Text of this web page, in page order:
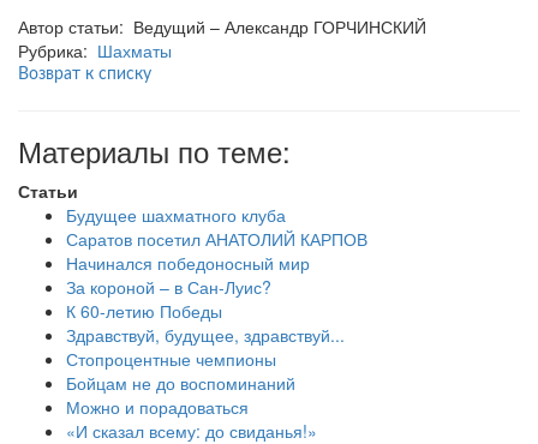
Автор статьи: Ведущий – Александр ГОРЧИНСКИЙ
Рубрика: Шахматы
Возврат к списку
Материалы по теме:
Статьи
Будущее шахматного клуба
Саратов посетил АНАТОЛИЙ КАРПОВ
Начинался победоносный мир
За короной – в Сан-Луис?
К 60-летию Победы
Здравствуй, будущее, здравствуй...
Стопроцентные чемпионы
Бойцам не до воспоминаний
Можно и порадоваться
«И сказал всему: до свиданья!»